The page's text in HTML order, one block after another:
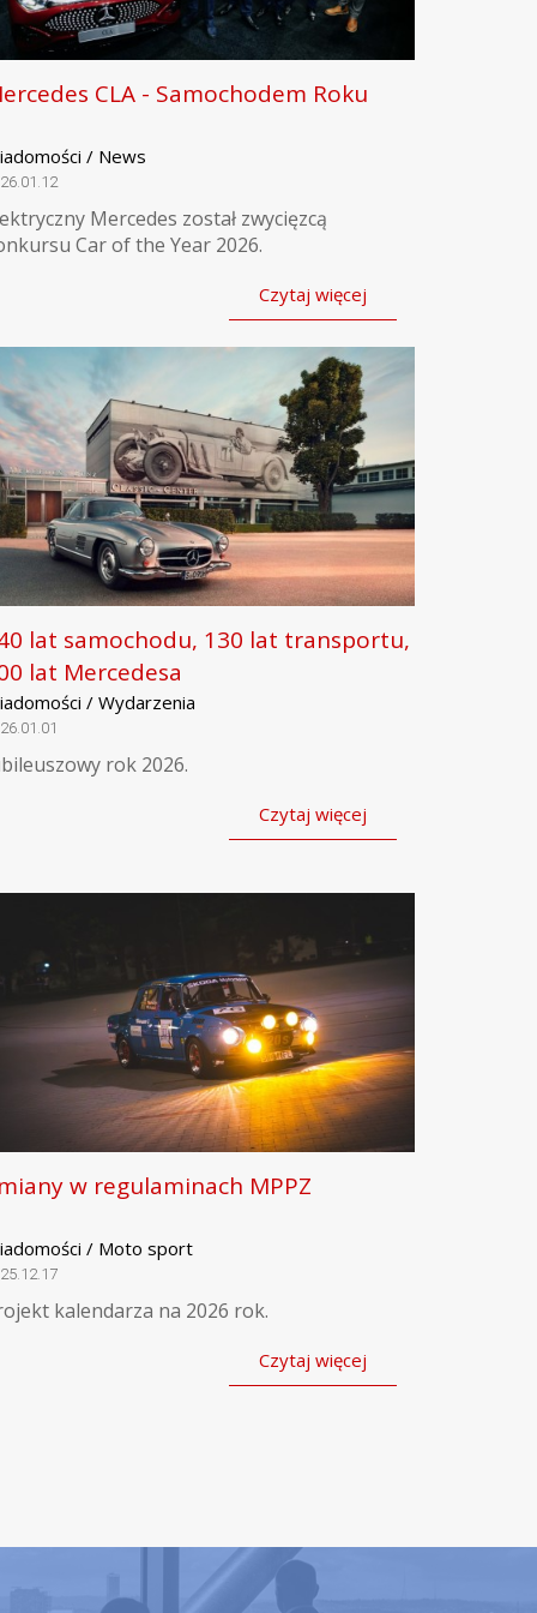
CLA - Samochodem Roku
/ News
Mercedes został zwycięzcą
Car of the Year 2026.
Czytaj więcej
lat samochodu, 130 lat transportu,
lat Mercedesa
/ Wydarzenia
rok 2026.
Czytaj więcej
w regulaminach MPPZ
/ Moto sport
kalendarza na 2026 rok.
Czytaj więcej